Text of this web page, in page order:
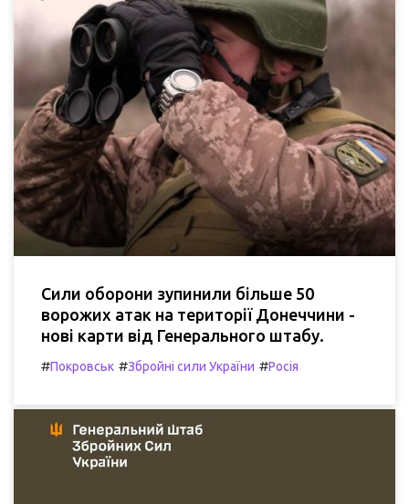
Сили оборони зупинили більше 50
ворожих атак на території Донеччини -
нові карти від Генерального штабу.
#Покровськ #Збройні сили України #Росія